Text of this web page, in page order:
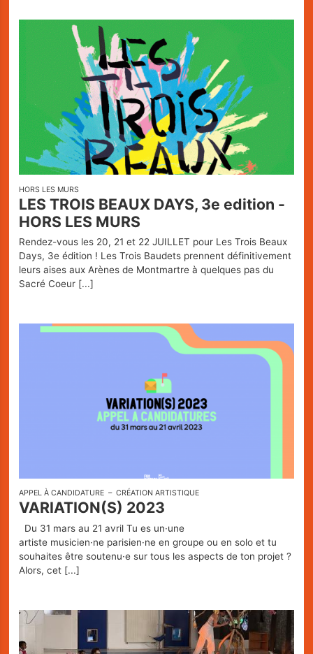
HORS LES MURS
LES TROIS BEAUX DAYS, 3e edition -
HORS LES MURS
Rendez-vous les 20, 21 et 22 JUILLET pour Les Trois Beaux
Days, 3e édition ! Les Trois Baudets prennent définitivement
leurs aises aux Arènes de Montmartre à quelques pas du
Sacré Coeur [...]
APPEL À CANDIDATURE CRÉATION ARTISTIQUE
VARIATION(S) 2023
Du 31 mars au 21 avril Tu es un·une
artiste musicien·ne parisien·ne en groupe ou en solo et tu
souhaites être soutenu·e sur tous les aspects de ton projet ?
Alors, cet [...]